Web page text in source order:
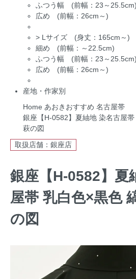
ふつう幅 (前幅：23～25.5cm)
広め (前幅：26cm～)
> Lサイズ (身丈：165cm～)
細め (前幅：～22.5cm)
ふつう幅 (前幅：23～25.5cm)
広め (前幅：26cm～)
産地・作家別
Home あおきおすすめ 名古屋帯
銀座【H-0582】夏紬地 染名古屋
萩の図
取扱店舗：銀座店
銀座【H-0582】夏
屋帯 乳白色×黒色
の図